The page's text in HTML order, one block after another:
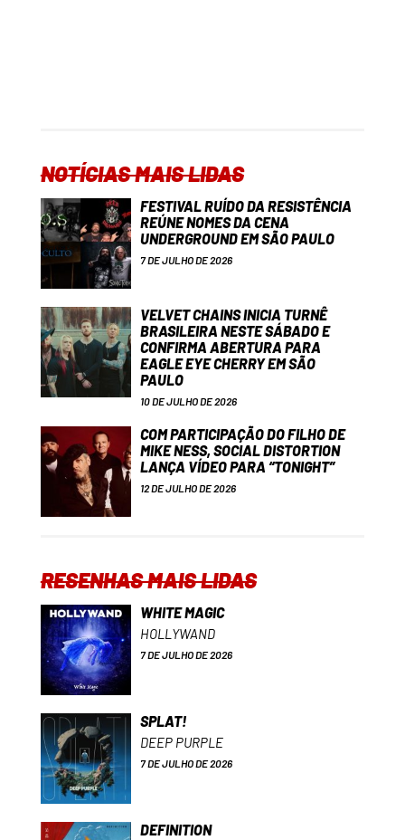
NOTÍCIAS MAIS LIDAS
FESTIVAL RUÍDO DA RESISTÊNCIA
REÚNE NOMES DA CENA
UNDERGROUND EM SÃO PAULO
7 DE JULHO DE 2026
VELVET CHAINS INICIA TURNÊ
BRASILEIRA NESTE SÁBADO E
CONFIRMA ABERTURA PARA
EAGLE EYE CHERRY EM SÃO
PAULO
10 DE JULHO DE 2026
COM PARTICIPAÇÃO DO FILHO DE
MIKE NESS, SOCIAL DISTORTION
LANÇA VÍDEO PARA “TONIGHT”
12 DE JULHO DE 2026
RESENHAS MAIS LIDAS
WHITE MAGIC
HOLLYWAND
7 DE JULHO DE 2026
SPLAT!
DEEP PURPLE
7 DE JULHO DE 2026
DEFINITION